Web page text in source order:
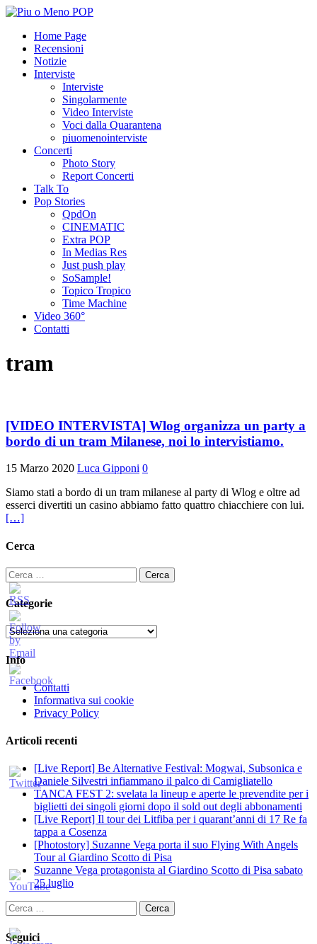
Home Page
Recensioni
Notizie
Interviste
Interviste
Singolarmente
Video Interviste
Voci dalla Quarantena
piuomenointerviste
Concerti
Photo Story
Report Concerti
Talk To
Pop Stories
QpdOn
CINEMATIC
Extra POP
In Medias Res
Just push play
SoSample!
Topico Tropico
Time Machine
Video 360°
Contatti
tram
[VIDEO INTERVISTA] Wlog organizza un party a
bordo di un tram Milanese, noi lo intervistiamo.
15 Marzo 2020 Luca Gipponi 0
Siamo stati a bordo di un tram milanese al party di Wlog e oltre ad
esserci divertiti un casino abbiamo fatto quattro chiacchiere con lui.
[…]
Cerca
Ricerca
per:
Categorie
Categorie
Info
Contatti
Informativa sui cookie
Privacy Policy
Articoli recenti
[Live Report] Be Alternative Festival: Mogwai, Subsonica e
Daniele Silvestri infiammano il palco di Camigliatello
TANCA FEST 2: svelata la lineup e aperte le prevendite per i
biglietti dei singoli giorni dopo il sold out degli abbonamenti
[Live Report] Il tour dei Litfiba per i quarant’anni di 17 Re fa
tappa a Cosenza
[Photostory] Suzanne Vega porta il suo Flying With Angels
Tour al Giardino Scotto di Pisa
Suzanne Vega protagonista al Giardino Scotto di Pisa sabato
25 luglio
Ricerca
per:
Seguici